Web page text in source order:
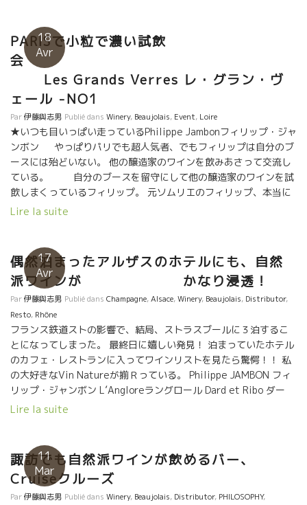
18
Avr
PARISで小粒で濃い試飲
会
Les Grands Verres レ・グラン・ヴ
ェール -NO1
Par伊藤與志男 Publié dans Winery, Beaujolais, Event, Loire
★いつも目いっぱい走っているPhilippe Jambonフィリップ・ジャ
ンボン やっぱりパリでも超人気者、でもフィリップは自分のブ
ースには殆どいない。 他の醸造家のワインを飲みあさって交流し
ている。 自分のブースを留守にして他の醸造家のワインを試
飲しまくっているフィリップ。 元ソムリエのフィリップ、本当に
他のワインを試飲するのは好きで、他の醸造家と意見交換するの
って来たことを説明している。フィリップの醸し出すオーラは凄
い。 真っ直ぐなフィリップはストレートに溶け込んでしまう ★そ
して、アンジュのホープ Damien Bureau ダミアン・ビュロー ダ
ミアンは落ち着いている。過去３年間、収穫が極小なのが続いて
いる。 ここまでの収入減はかなり厳しい。 でもダミアンは、すべ
てを受け容れて、じっくり構えて忍耐で前を見つめている。 収穫
量は極小だったけど、ワインはトビッキリ美味しい。 アルコール
度数１１度と低くスート体に沁み渡っていく絶品！ このスーット
伸びていくやさしい深味、美味しいな。 まだビン詰めして
いないが、超自然な甘口の2015年のシュナン。立った２樽しかな
い。 まだ古樽熟成中。 普通、残糖が多い甘口は酸化防止剤がタッ
ZERO ZERO!! 超貴重品! イヤー、もうたまらない！この液体は本
当に“お神酒”だ。 そして、トビッキリ爽やかな微発泡のペティア
ンSaperli Popet サペルリ・ポペット。旨い！ 会場は
PARISのエッフェル塔の近所だった。 ほろ酔いで外に出ると、パ
Lire la suite
17
Avr
偶然泊まったアルザスのホテルにも、自然
派ワインが かなり浸透！
Par伊藤與志男 Publié dans Champagne,Alsace,Winery, Beaujolais, Distributor,
Resto, Rhône
フランス鉄道ストの影響で、結局、ストラスブールに３泊するこ
とになってしまった。 最終日に嬉しい発見！ 泊まっていたホテル
のカフェ・レストランに入ってワインリストを見たら驚愕！！ 私
の大好きなVin Natureが揃Ｒっている。 Philippe JAMBON フィ
リップ・ジャンボン L’Angloreラングロール Dard et Ribo ダー
ル・エ・リボ シャンパーニュのJacque LASSAIGNEジャック・ラ
一杯！ Hotel BOMA ストラスブールにて
Lire la suite
11
Mar
諏訪でも自然派ワインが飲めるバー、
Cruiseクルーズ
Par伊藤與志男 Publié dans Winery, Beaujolais, Distributor, PHILOSOPHY,